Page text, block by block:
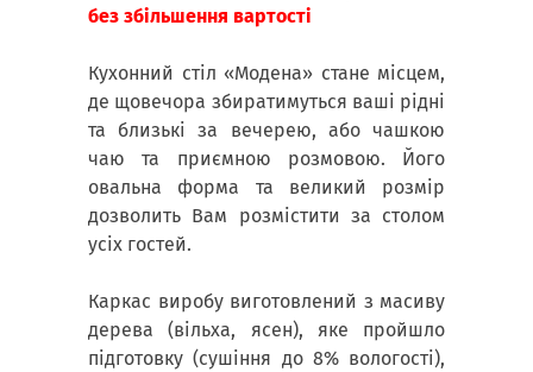
без збільшення вартості
Кухонний стіл «Модена» стане місцем,
де щовечора збиратимуться ваші рідні
та близькі за вечерею, або чашкою
чаю та приємною розмовою. Його
овальна форма та великий розмір
дозволить Вам розмістити за столом
усіх гостей.
Каркас виробу виготовлений з масиву
дерева (вільха, ясен), яке пройшло
підготовку (сушіння до 8% вологості),